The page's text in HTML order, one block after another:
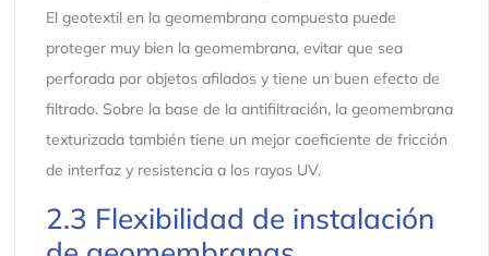
El geotextil en la geomembrana compuesta puede
proteger muy bien la geomembrana, evitar que sea
perforada por objetos afilados y tiene un buen efecto de
filtrado. Sobre la base de la antifiltración, la geomembrana
texturizada también tiene un mejor coeficiente de fricción
de interfaz y resistencia a los rayos UV.
2.3 Flexibilidad de instalación